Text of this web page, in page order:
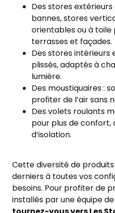
Des stores
bannes, stores
orientables ou à
terrasses et façades.
Des stores intérieurs
plissés, adaptés à
lumière.
Des moustiquaires :
profiter de l’air sans
Des volets roulants
pour plus de confort,
d’isolation.
Cette diversité de
derniers à toutes vos
besoins. Pour profiter de
installés par une équipe